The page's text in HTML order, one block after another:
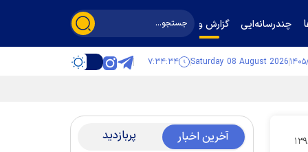
چندرسانه‌ایی گزارش و گفت‌وگو
Saturday 08 August 2026 ۷:۳۴:۳۵
۲۵ آخرین اخبار پربازدید